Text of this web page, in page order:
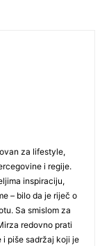
za lifestyle,
i regije.
inspiraciju,
– bilo da je riječ o
Sa smislom za
redovno prati
piše sadržaj koji je